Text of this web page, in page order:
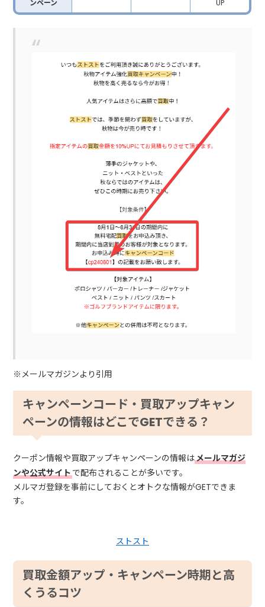
ンペーン
UP
※メールマガジンより引用
キャンペーンコード・買取アップキャン
ペーンの情報はどこでGETできる？
クーポン情報や買取アップキャンペーンの情報はメールマガジ
ンや公式サイトで配布されることが多いです。
メルマガ登録を事前にしておくとオトクな情報がGETできま
す。
ストスト
買取金額アップ・キャンペーン時期と高
くうるコツ